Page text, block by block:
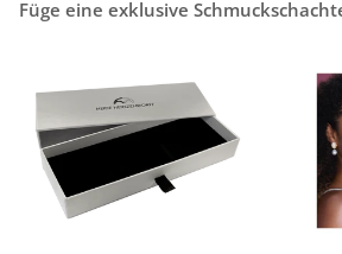
Füge eine exklusive